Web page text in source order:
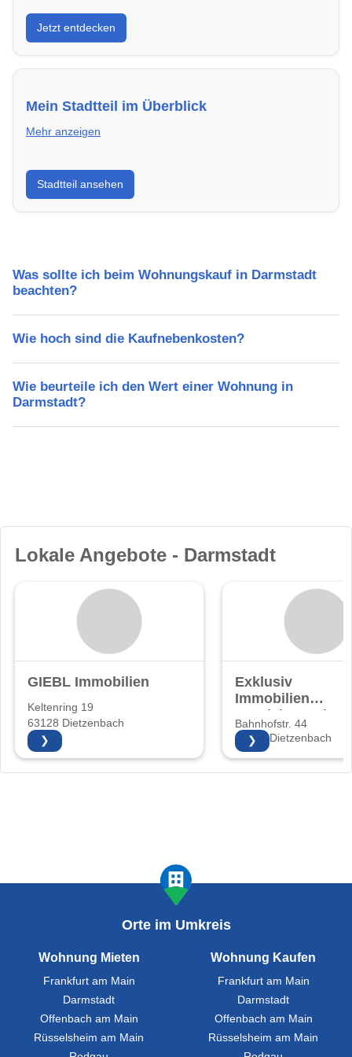
Entdecke Neubauprojekte in Darmstadt – modern,
energieeffizient und sofort bezugsfertig.
Jetzt entdecken
Mein Stadtteil im Überblick
Mehr anzeigen
Erfahre mehr über deinen Stadtteil in Darmstadt:
Lebensqualität, Verkehrsanbindung, Schulen,
Freizeitmöglichkeiten und Mietpreise.
Stadtteil ansehen
Was sollte ich beim Wohnungskauf in Darmstadt
beachten?
Wie hoch sind die Kaufnebenkosten?
Wie beurteile ich den Wert einer Wohnung in
Darmstadt?
Lokale Angebote - Darmstadt
GIEBL Immobilien
Keltenring 19
63128 Dietzenbach
❯
Exklusiv
Immobilien
Vertriebs GmbH
Bahnhofstr. 44
63128 Dietzenbach
❯
Orte im Umkreis
Wohnung Mieten
Frankfurt am Main
Darmstadt
Offenbach am Main
Rüsselsheim am Main
Wohnung Kaufen
Frankfurt am Main
Darmstadt
Offenbach am Main
Rüsselsheim am Main